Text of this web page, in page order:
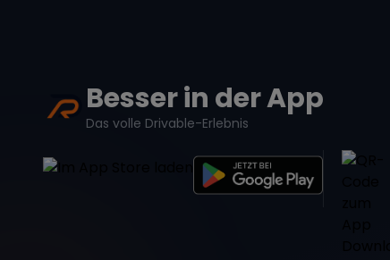
Besser in der App
Das volle Drivable-Erlebnis